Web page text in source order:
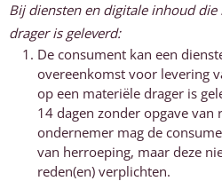
Bij diensten en digitale inhoud
drager is geleverd:
De consument kan een
overeenkomst voor levering
op een materiële drager is
14 dagen zonder opgave van
ondernemer mag de
van herroeping, maar deze
reden(en) verplichten.